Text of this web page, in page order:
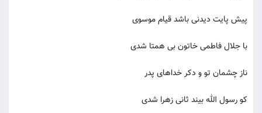
پیش پایت دیدنی باشد قیام موسوی
با جلال فاطمی خاتون بی همتا شدی
ناز چشمان تو و دکر خداهای پدر
کو رسول الله بیند ثانی زهرا شدی